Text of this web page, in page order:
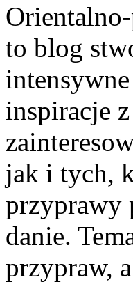
to blog
inspiracje
jak i tych,
przyprawy
danie.
przypraw,